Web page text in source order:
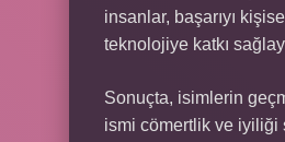
insanlar, başarıyı
teknolojiye katkı
Sonuçta, isimlerin
ismi cömertlik ve iyiliği